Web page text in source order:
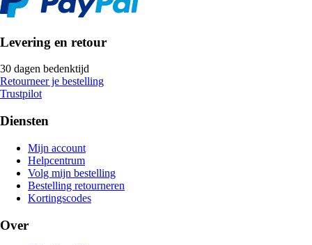
Levering en retour
30 dagen bedenktijd
Retourneer je bestelling
Trustpilot
Diensten
Mijn account
Helpcentrum
Volg mijn bestelling
Bestelling retourneren
Kortingscodes
Over